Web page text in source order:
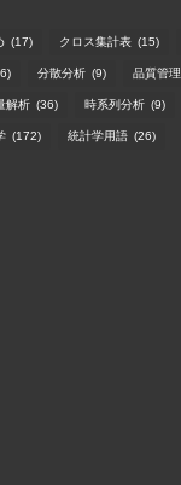
(17) クロス集計表 (15)
分散分析 (9) 品質管理
解析 (36) 時系列分析 (9)
(172) 統計学用語 (26)